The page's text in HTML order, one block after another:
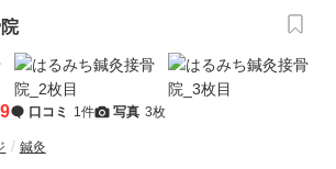
口コミ 1件 写真 3枚
鍼灸